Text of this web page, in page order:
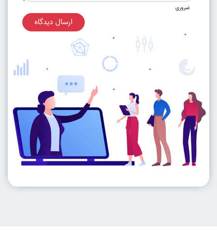
ضروری
ارسال دیدگاه